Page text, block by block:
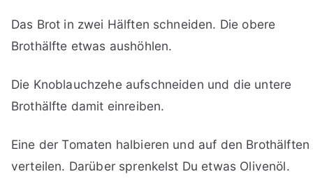
Das Brot in zwei Hälften schneiden. Die obere
Brothälfte etwas aushöhlen.
Die Knoblauchzehe aufschneiden und die untere
Brothälfte damit einreiben.
Eine der Tomaten halbieren und auf den Brothälften
verteilen. Darüber sprenkelst Du etwas Olivenöl.